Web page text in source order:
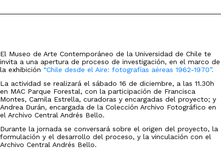
El Museo de Arte Contemporáneo de la Universidad de Chile te
invita a una apertura de proceso de investigación, en el marco de
la exhibición “Chile desde el Aire: fotografías aéreas 1962-1970”.
La actividad se realizará el sábado 16 de diciembre, a las 11.30h
en MAC Parque Forestal, con la participación de Francisca
Montes, Camila Estrella, curadoras y encargadas del proyecto; y
Andrea Durán, encargada de la Colección Archivo Fotográfico en
el Archivo Central Andrés Bello.
Durante la jornada se conversará sobre el origen del proyecto, la
formulación y el desarrollo del proceso, y la vinculación con el
Archivo Central Andrés Bello.